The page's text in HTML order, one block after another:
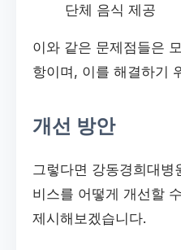
단체 음식 제공
이와 같은 문제점들은
항이며, 이를 해결하기
개선 방안
그렇다면 강동경희대병
비스를 어떻게 개선할
제시해보겠습니다.